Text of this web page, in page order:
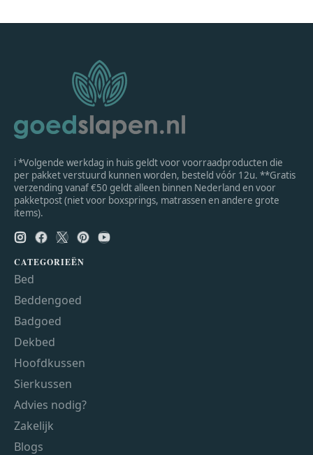
ℹ *Volgende werkdag in huis geldt voor voorraadproducten die
per pakket verstuurd kunnen worden, besteld vóór 12u. **Gratis
verzending vanaf €50 geldt alleen binnen Nederland en voor
pakketpost (niet voor boxsprings, matrassen en andere grote
items).
CATEGORIEËN
Bed
Beddengoed
Badgoed
Dekbed
Hoofdkussen
Sierkussen
Advies nodig?
Zakelijk
Blogs